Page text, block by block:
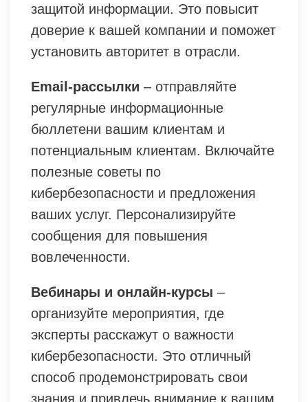
защитой информации. Это повысит
доверие к вашей компании и поможет
установить авторитет в отрасли.
Email-рассылки – отправляйте
регулярные информационные
бюллетени вашим клиентам и
потенциальным клиентам. Включайте
полезные советы по
кибербезопасности и предложения
ваших услуг. Персонализируйте
сообщения для повышения
вовлеченности.
Вебинары и онлайн-курсы –
организуйте мероприятия, где
эксперты расскажут о важности
кибербезопасности. Это отличный
способ продемонстрировать свои
знания и привлечь внимание к вашим